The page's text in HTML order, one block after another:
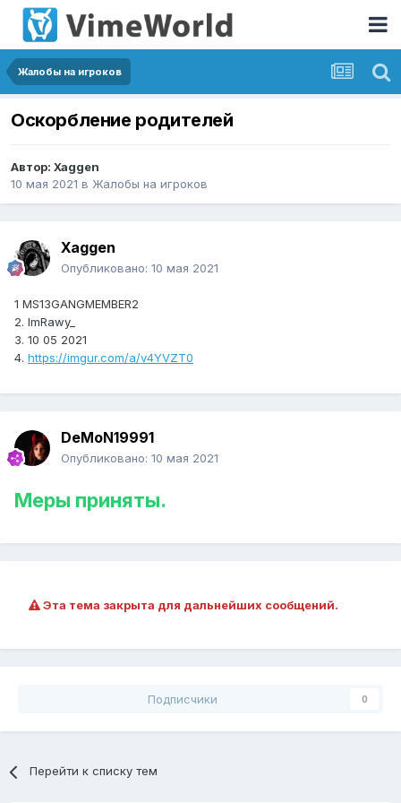
Жалобы на игроков
Оскорбление родителей
Автор: Xaggen
10 мая 2021 в Жалобы на игроков
Xaggen
Опубликовано: 10 мая 2021
1 MS13GANGMEMBER2
2. ImRawy_
3. 10 05 2021
4. https://imgur.com/a/v4YVZT0
DeMoN19991
Опубликовано: 10 мая 2021
Меры приняты.
Эта тема закрыта для дальнейших сообщений.
Подписчики 0
Перейти к списку тем